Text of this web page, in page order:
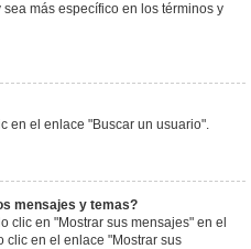
más específico en los términos y
en el enlace "Buscar un usuario".
mensajes y temas?
clic en "Mostrar sus mensajes" en el
clic en el enlace "Mostrar sus